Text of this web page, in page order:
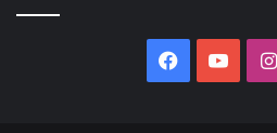
Facebook